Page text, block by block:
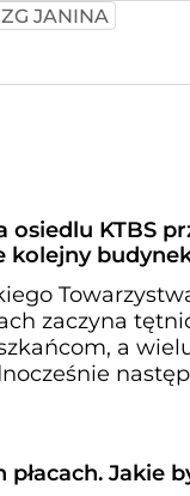
ZG JANINA
osiedlu KTBS
kolejny
zaczyna
a
Jakie